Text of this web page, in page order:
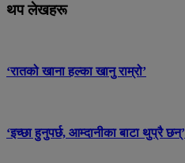
थप लेखहरू
‘रातको खाना हल्का खानु राम्रो’
‘इच्छा हुनुपर्छ, आम्दानीका बाटा थुप्रै छन्’